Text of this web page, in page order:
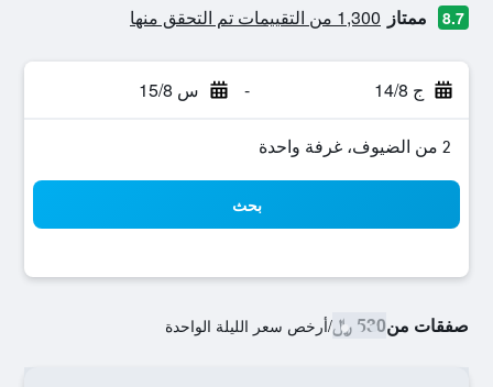
8.7 ممتاز 1,300 من التقييمات تم التحقق منها
ج 14/8 - س 15/8
2 من الضيوف، غرفة واحدة
بحث
صفقات من530 ﷼ /أرخص سعر الليلة الواحدة